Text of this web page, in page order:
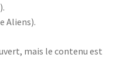
Aliens).
mais le contenu est